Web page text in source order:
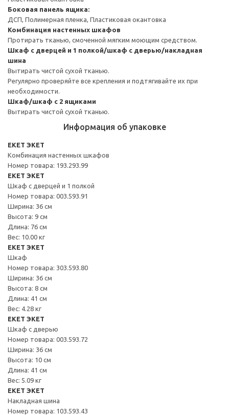
Боковая панель ящика:
ДСП, Полимерная пленка, Пластиковая окантовка
Комбинация настенных шкафов
Протирать тканью, смоченной мягким моющим средством.
Шкаф с дверцей и 1 полкой/шкаф с дверью/накладная
шина
Вытирать чистой сухой тканью.
Регулярно проверяйте все крепления и подтягивайте их при
необходимости.
Шкаф/шкаф с 2 ящиками
Вытирать чистой сухой тканью.
Информация об упаковке
EKET ЭКЕТ
Комбинация настенных шкафов
Номер товара: 193.293.99
EKET ЭКЕТ
Шкаф с дверцей и 1 полкой
Номер товара: 003.593.91
Ширина: 36 см
Высота: 9 см
Длина: 76 см
Вес: 10.00 кг
EKET ЭКЕТ
Шкаф
Номер товара: 303.593.80
Ширина: 36 см
Высота: 8 см
Длина: 41 см
Вес: 4.28 кг
EKET ЭКЕТ
Шкаф с дверью
Номер товара: 003.593.72
Ширина: 36 см
Высота: 10 см
Длина: 41 см
Вес: 5.09 кг
EKET ЭКЕТ
Накладная шина
Номер товара: 103.593.43